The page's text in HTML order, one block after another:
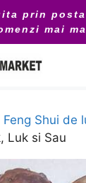
prin
mai
Feng Shui de
Luk si Sau